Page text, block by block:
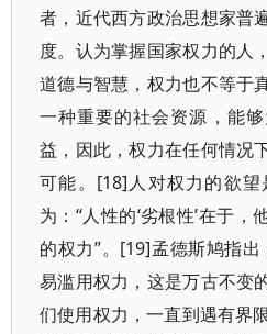
者，近代西方政治思想家普
度。认为掌握国家权力的人
道德与智慧，权力也不等于
一种重要的社会资源，能
益，因此，权力在任何情况
可能。[18]人对权力的欲
为：“人性的‘劣根性’在于
的权力”。[19]孟德斯鸠指
易滥用权力，这是万古不变
们使用权力，一直到遇有界